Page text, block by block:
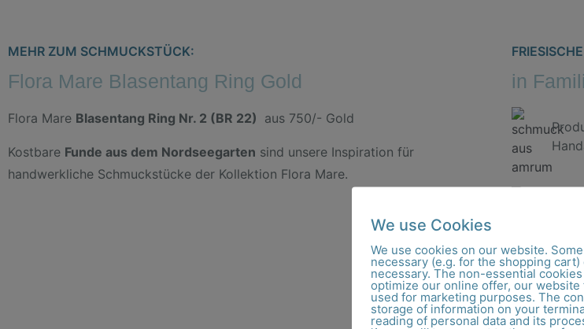
MEHR ZUM SCHMUCKSTÜCK:
Flora Mare Blasentang Ring Gold
Flora Mare Blasentang Ring Nr. 2 (BR 22) aus 750/- Gold
Kostbare Funde aus dem Nordseegarten sind unsere Inspiration für
handwerkliche Schmuckstücke der Kollektion Flora Mare.
in
We use Cookies
We use cookies on our website.
necessary (e.g. for the shopping
necessary. The non-essential
optimize our online offer, our website
used for marketing purposes. The
storage of information on your
reading of personal data and its